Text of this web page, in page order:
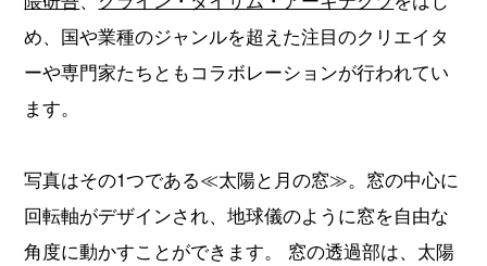
め、国や業種のジャンルを超えた注目のクリエイタ
ーや専門家たちともコラボレーションが行われてい
ます。
写真はその1つである≪太陽と月の窓≫。窓の中心に
回転軸がデザインされ、地球儀のように窓を自由な
角度に動かすことができます。 窓の透過部は、太陽